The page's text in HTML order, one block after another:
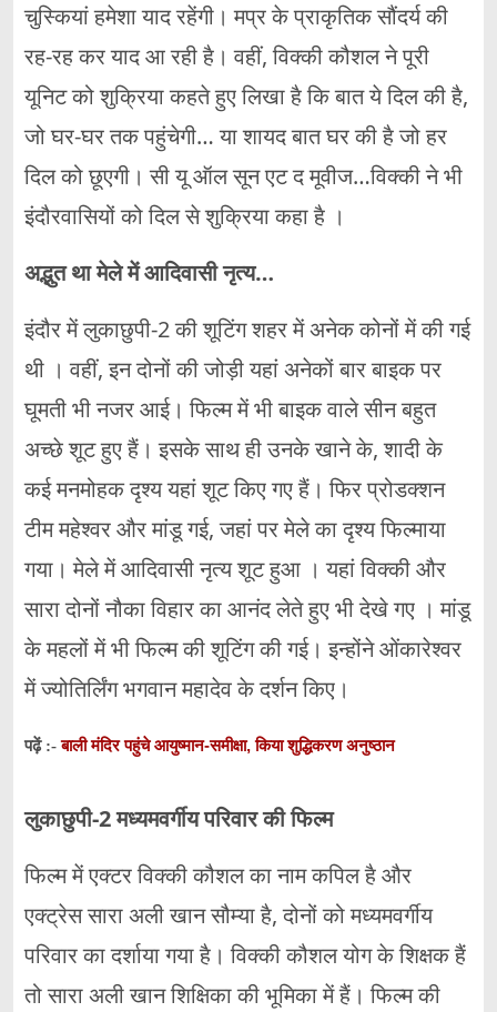
चुस्कियां हमेशा याद रहेंगी। मप्र के प्राकृतिक सौंदर्य की
रह-रह कर याद आ रही है। वहीं, विक्की कौशल ने पूरी
यूनिट को शुक्रिया कहते हुए लिखा है कि बात ये दिल की है,
जो घर-घर तक पहुंचेगी… या शायद बात घर की है जो हर
दिल को छूएगी। सी यू ऑल सून एट द मूवीज…विक्की ने भी
इंदौरवासियों को दिल से शुक्रिया कहा है ।
अद्भुत था मेले में आदिवासी नृत्य…
इंदौर में लुकाछुपी-2 की शूटिंग शहर में अनेक कोनों में की गई
थी । वहीं, इन दोनों की जोड़ी यहां अनेकों बार बाइक पर
घूमती भी नजर आई। फिल्म में भी बाइक वाले सीन बहुत
अच्छे शूट हुए हैं। इसके साथ ही उनके खाने के, शादी के
कई मनमोहक दृश्य यहां शूट किए गए हैं। फिर प्रोडक्शन
टीम महेश्वर और मांडू गई, जहां पर मेले का दृश्य फिल्माया
गया। मेले में आदिवासी नृत्य शूट हुआ । यहां विक्की और
सारा दोनों नौका विहार का आनंद लेते हुए भी देखे गए । मांडू
के महलों में भी फिल्म की शूटिंग की गई। इन्होंने ओंकारेश्वर
में ज्योतिर्लिंग भगवान महादेव के दर्शन किए।
पढ़ें :-बाली मंदिर पहुंचे आयुष्मान-समीक्षा, किया शुद्धिकरण अनुष्ठान
लुकाछुपी-2 मध्यमवर्गीय परिवार की फिल्म
फिल्म में एक्टर विक्की कौशल का नाम कपिल है और
एक्ट्रेस सारा अली खान सौम्या है, दोनों को मध्यमवर्गीय
परिवार का दर्शाया गया है। विक्की कौशल योग के शिक्षक हैं
तो सारा अली खान शिक्षिका की भूमिका में हैं। फिल्म की